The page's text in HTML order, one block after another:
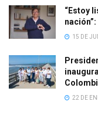
“Estoy
15 DE
22 DE